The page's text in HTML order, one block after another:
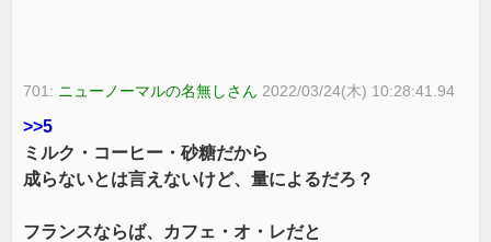
701: ニューノーマルの名無しさん 2022/03/24(木) 10:28:41.94
>>5
ミルク・コーヒー・砂糖だから
成らないとは言えないけど、量によるだろ？
フランスならば、カフェ・オ・レだと